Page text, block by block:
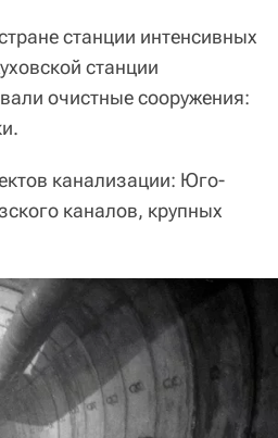
станции интенсивных
станции
очистные сооружения:
канализации: Юго-
каналов, крупных